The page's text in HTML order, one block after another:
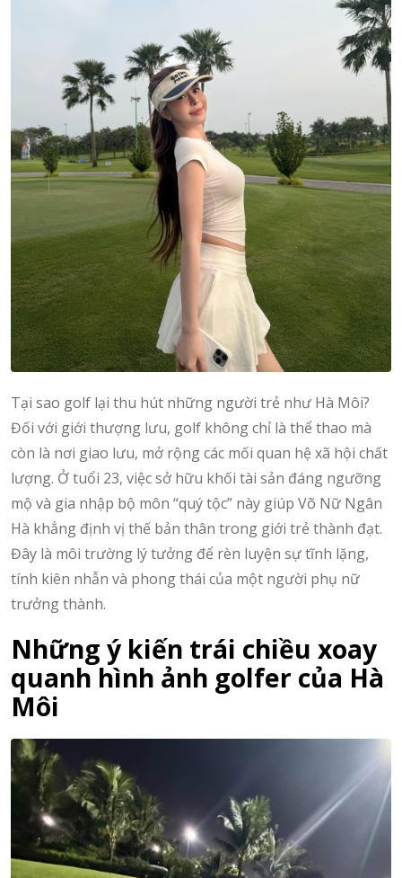
Tại sao golf lại thu hút những người trẻ như Hà Môi?
Đối với giới thượng lưu, golf không chỉ là thể thao mà
còn là nơi giao lưu, mở rộng các mối quan hệ xã hội chất
lượng. Ở tuổi 23, việc sở hữu khối tài sản đáng ngưỡng
mộ và gia nhập bộ môn “quý tộc” này giúp Võ Nữ Ngân
Hà khẳng định vị thế bản thân trong giới trẻ thành đạt.
Đây là môi trường lý tưởng để rèn luyện sự tĩnh lặng,
tính kiên nhẫn và phong thái của một người phụ nữ
trưởng thành.
Những ý kiến trái chiều xoay
quanh hình ảnh golfer của Hà
Môi